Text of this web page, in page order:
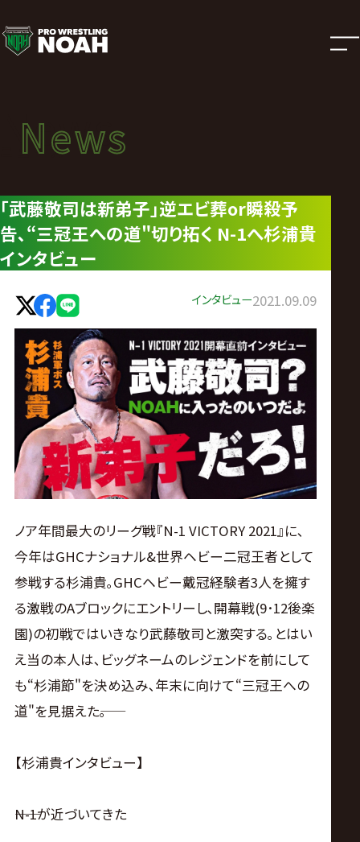
ニ
ュ
ー
ス
|
プ
ロ
レ
ス
リ
ン
グ・
ノ
ア
公
式
サ
イ
ト
News
ニュース
News
｢武藤敬司は新弟子｣逆エビ葬or瞬殺予
告､“三冠王への道"切り拓く N-1へ杉浦貴
インタビュー
インタビュー2021.09.09
ノア年間最大のリーグ戦『N-1 VICTORY 2021』に､
今年はGHCナショナル&世界ヘビー二冠王者として
参戦する杉浦貴｡GHCヘビー戴冠経験者3人を擁す
る激戦のAブロックにエントリーし､開幕戦(9･12後楽
園)の初戦ではいきなり武藤敬司と激突する｡とはい
え当の本人は､ビッグネームのレジェンドを前にして
も“杉浦節"を決め込み､年末に向けて“三冠王への
道"を見据えた――｡
【杉浦貴インタビュー】
――N-1が近づいてきた